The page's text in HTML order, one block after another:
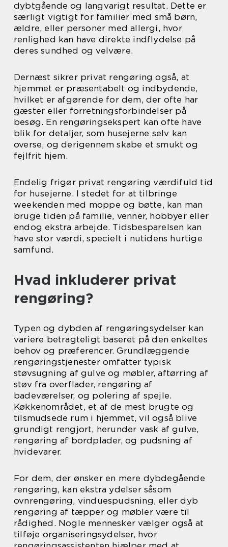
dybtgående og langvarigt resultat. Dette er
særligt vigtigt for familier med små børn,
ældre, eller personer med allergi, hvor
renlighed kan have direkte indflydelse på
deres sundhed og velvære.
Dernæst sikrer privat rengøring også, at
hjemmet er præsentabelt og indbydende,
hvilket er afgørende for dem, der ofte har
gæster eller forretningsforbindelser på
besøg. En rengøringsekspert kan ofte have
blik for detaljer, som husejerne selv kan
overse, og derigennem skabe et smukt og
fejlfrit hjem.
Endelig frigør privat rengøring værdifuld tid
for husejerne. I stedet for at tilbringe
weekenden med moppe og bøtte, kan man
bruge tiden på familie, venner, hobbyer eller
endog ekstra arbejde. Tidsbesparelsen kan
have stor værdi, specielt i nutidens hurtige
samfund.
Hvad inkluderer privat
rengøring?
Typen og dybden af rengøringsydelser kan
variere betragteligt baseret på den enkeltes
behov og præferencer. Grundlæggende
rengøringstjenester omfatter typisk
støvsugning af gulve og møbler, aftørring af
støv fra overflader, rengøring af
badeværelser, og polering af spejle.
Køkkenområdet, et af de mest brugte og
tilsmudsede rum i hjemmet, vil også blive
grundigt rengjort, herunder vask af gulve,
rengøring af bordplader, og pudsning af
hvidevarer.
For dem, der ønsker en mere dybdegående
rengøring, kan ekstra ydelser såsom
ovnrengøring, vinduespudsning, eller dyb
rengøring af tæpper og møbler være til
rådighed. Nogle mennesker vælger også at
tilføje organiseringsydelser, hvor